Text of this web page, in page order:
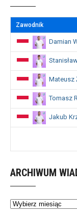
Zawodnik
Damian
Mateusz
Tomasz
Jakub
ARCHIWUM
Archiwum